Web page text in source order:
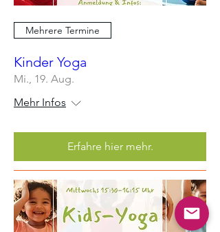
Mehrere Termine
Kinder Yoga
Mi., 19. Aug.
Mehr Infos
Erfahre hier mehr.